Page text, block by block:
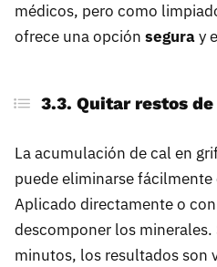
médicos, pero como
ofrece una opción seguray
3.3. Quitar restos
La acumulación de cal en
puede eliminarse
Aplicado directamente o
descomponer los minerales.
minutos, los resultados son